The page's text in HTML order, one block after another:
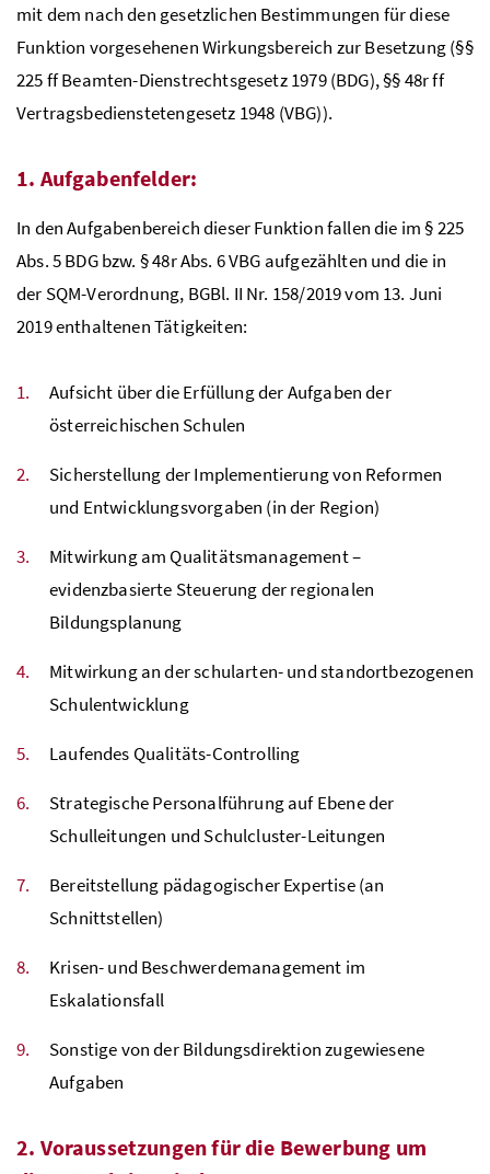
mit dem nach den gesetzlichen Bestimmungen für diese
Funktion vorgesehenen Wirkungsbereich zur Besetzung (§§
225ffBeamten-Dienstrechtsgesetz 1979 (BDG), §§ 48rff
Vertragsbedienstetengesetz 1948 (VBG)).
1. Aufgabenfelder:
In den Aufgabenbereich dieser Funktion fallen die im § 225
Abs. 5BDGbzw. § 48r Abs. 6VBG aufgezählten und die in
der SQM-Verordnung, BGBl. II Nr. 158/2019 vom 13. Juni
2019 enthaltenen Tätigkeiten:
Aufsicht über die Erfüllung der Aufgaben der
österreichischen Schulen
Sicherstellung der Implementierung von Reformen
und Entwicklungsvorgaben (in der Region)
Mitwirkung am Qualitätsmanagement –
evidenzbasierte Steuerung der regionalen
Bildungsplanung
Mitwirkung an der schularten- und standortbezogenen
Schulentwicklung
Laufendes Qualitäts-Controlling
Strategische Personalführung auf Ebene der
Schulleitungen und Schulcluster-Leitungen
Bereitstellung pädagogischer Expertise (an
Schnittstellen)
Krisen- und Beschwerdemanagement im
Eskalationsfall
Sonstige von der Bildungsdirektion zugewiesene
Aufgaben
2. Voraussetzungen für die Bewerbung um